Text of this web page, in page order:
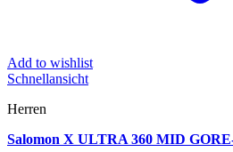
Add to wishlist
Schnellansicht
Herren
Salomon X ULTRA 360 MID